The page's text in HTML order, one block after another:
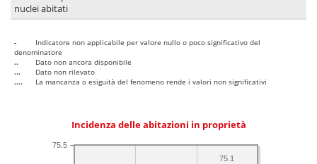
nuclei abitati
-
Indicatore non applicabile per valore nullo o poco significativo del
denominatore
..
Dato non ancora disponibile
...
Dato non rilevato
....
La mancanza o esiguità del fenomeno rende i valori non significativi
Incidenza delle abitazioni in proprietà
75.5
75.1